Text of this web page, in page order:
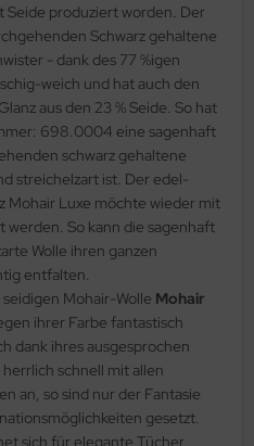
Seide produziert worden. Der
Schwarz gehaltene
- dank des 77 %igen
weich und hat auch den
aus den 23 % Seide. So hat
698.0004 eine sagenhaft
schwarz gehaltene
streichelzart ist. Der edel-
Mohair Luxe möchte wieder mit
werden. So kann die sagenhaft
Wolle ihren ganzen
entfalten.
Mohair-Wolle Mohair
ihrer Farbe fantastisch
dank ihres ausgesprochen
schnell mit allen
an, so sind nur der Fantasie
gesetzt.
sich für elegante Tücher,